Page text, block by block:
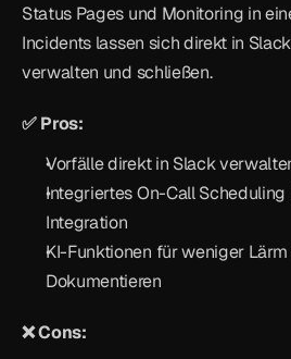
Status Pages und Monitoring in
Incidents lassen sich direkt in
verwalten und schließen.
✅ Pros:
Vorfälle direkt in Slack
Integriertes On-Call Scheduling
Integration
KI-Funktionen für weniger
Dokumentieren
❌ Cons: